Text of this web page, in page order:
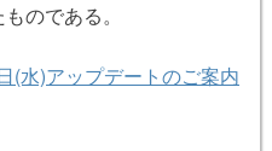
のである。
(水)アップデートのご案内